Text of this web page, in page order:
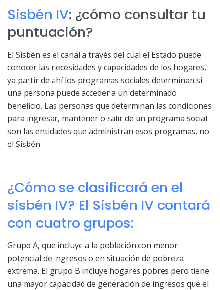
Sisbén IV: ¿cómo consultar tu
puntuación?
El Sisbén es el canal a través del cual el Estado puede
conocer las necesidades y capacidades de los hogares,
ya partir de ahí los programas sociales determinan si
una persona puede acceder a un determinado
beneficio. Las personas que determinan las condiciones
para ingresar, mantener o salir de un programa social
son las entidades que administran esos programas, no
el Sisbén.
¿Cómo se clasificará en el
sisbén IV? El Sisbén IV contará
con cuatro grupos:
Grupo A, que incluye a la población con menor
potencial de ingresos o en situación de pobreza
extrema. El grupo B incluye hogares pobres pero tiene
una mayor capacidad de generación de ingresos que el